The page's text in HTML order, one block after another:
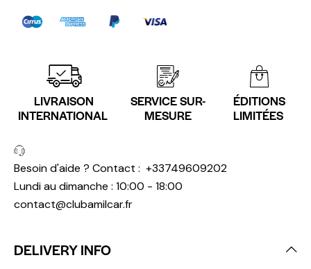
LIVRAISON
INTERNATIONAL
SERVICE SUR-
MESURE
ÉDITIONS
LIMITÉES
Besoin d'aide ? Contact : +33749609202
Lundi au dimanche : 10:00 - 18:00
contact@clubamilcar.fr
DELIVERY INFO